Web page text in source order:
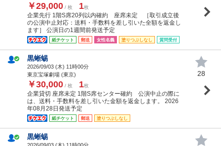
￥29,000 / 枚 1枚
企業先行 1階S席20列以内確約 座席未定 ［取引成立後
の公演中止対応：送料・手数料を差し引いた全額を返金し
ます］ 公演日の1週間前発送予定
紙チケット 郵送 女性名義 塗りつぶしなし 質問受付
黒蜥蜴
2026/09/03 (木) 11時00分
東京宝塚劇場 (東京)
￥30,000 / 枚 1枚
企業貸切 座席未定 1階S席センター確約 公演中止の際に
は、送料・手数料を差し引いた金額を返金します。 2026
年08月28日発送予定
紙チケット 郵送 塗りつぶしなし
28
黒蜥蜴